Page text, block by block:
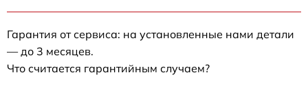
Гарантия от сервиса: на установленные нами детали
— до 3 месяцев.
Что считается гарантийным случаем?